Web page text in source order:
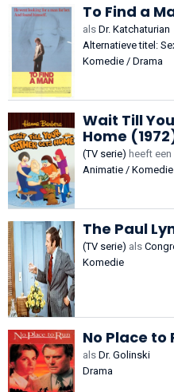
To Find a
als Dr. Katchaturian
Alternatieve titel:
Komedie / Drama
Wait Till
Home
(TV serie) heeft een
Animatie / Komedie
The Paul
(TV serie) als
Komedie
No Place to
als Dr. Golinski
Drama